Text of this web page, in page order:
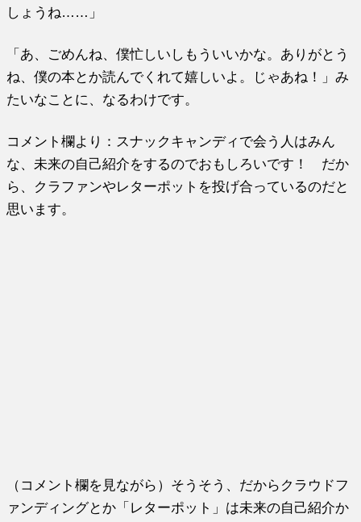
しょうね……」
「あ、ごめんね、僕忙しいしもういいかな。ありがとう
ね、僕の本とか読んでくれて嬉しいよ。じゃあね！」み
たいなことに、なるわけです。
コメント欄より：スナックキャンディで会う人はみん
な、未来の自己紹介をするのでおもしろいです！ だか
ら、クラファンやレターポットを投げ合っているのだと
思います。
（コメント欄を見ながら）そうそう、だからクラウドフ
ァンディングとか「レターポット」は未来の自己紹介か